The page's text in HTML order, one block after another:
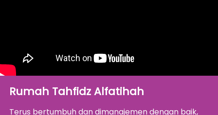
Rumah Tahfidz Alfatihah
Terus bertumbuh dan dimanajemen dengan baik,